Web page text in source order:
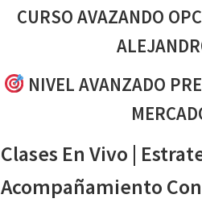
CURSO AVAZANDO
NIVEL AVANZADO
Clases En Vivo |
Acompañamiento